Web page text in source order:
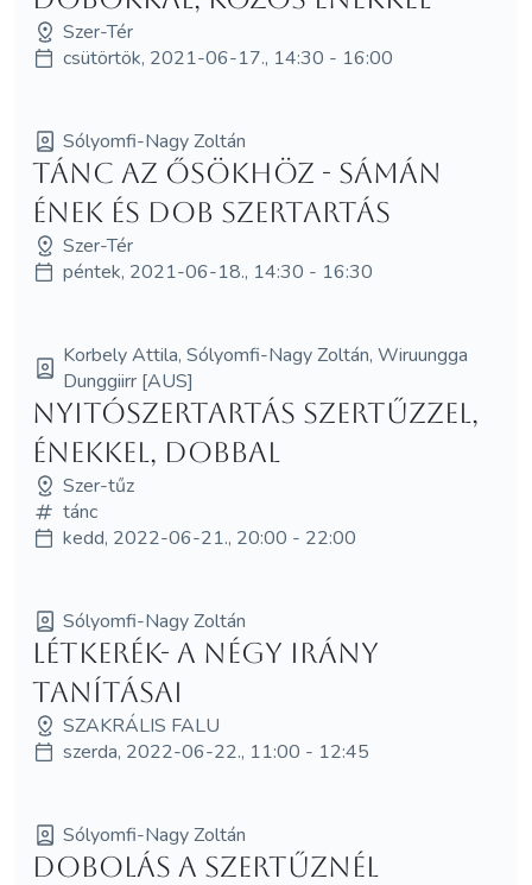
Szer-Tér
csütörtök, 2021-06-17., 14:30 - 16:00
Sólyomfi-Nagy Zoltán
Tánc az Ősökhöz - sámán
ének és dob szertartás
Szer-Tér
péntek, 2021-06-18., 14:30 - 16:30
Korbely Attila, Sólyomfi-Nagy Zoltán, Wiruungga
Dunggiirr [AUS]
Nyitószertartás Szertűzzel,
énekkel, dobbal
Szer-tűz
tánc
kedd, 2022-06-21., 20:00 - 22:00
Sólyomfi-Nagy Zoltán
Létkerék- a négy irány
tanításai
SZAKRÁLIS FALU
szerda, 2022-06-22., 11:00 - 12:45
Sólyomfi-Nagy Zoltán
Dobolás a szertűznél